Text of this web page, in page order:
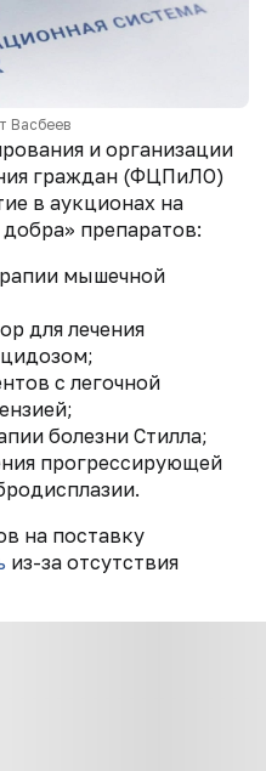
Васбеев
и организации
граждан (ФЦПиЛО)
в аукционах на
препаратов:
мышечной
для лечения
с легочной
болезни Стилла;
прогрессирующей
на поставку
из-за отсутствия